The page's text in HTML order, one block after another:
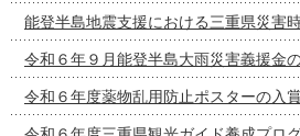
能登半島地震支援における三重県災害
令和６年９月能登半島大雨災害義援金
令和６年度薬物乱用防止ポスターの入